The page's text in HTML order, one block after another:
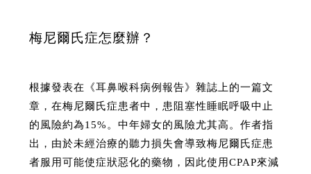
梅尼爾氏症怎麼辦？
根據發表在《耳鼻喉科病例報告》雜誌上的一篇文
章，在梅尼爾氏症患者中，患阻塞性睡眠呼吸中止
的風險約為15%。中年婦女的風險尤其高。作者指
出，由於未經治療的聽力損失會導致梅尼爾氏症患
者服用可能使症狀惡化的藥物，因此使用CPAP來減